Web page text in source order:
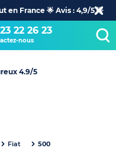
en France 🌟 Avis : 4,9/5 🌟
22 26 23
nous
l’automobile
Fiat 500